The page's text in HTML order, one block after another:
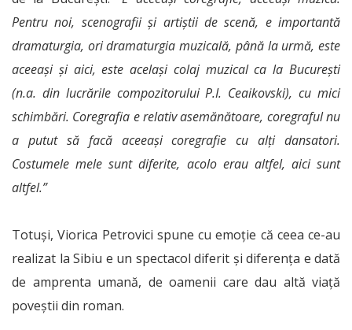
Pentru noi, scenografii și artiștii de scenă, e importantă
dramaturgia, ori dramaturgia muzicală, până la urmă, este
aceeași și aici, este același colaj muzical ca la București
(n.a. din lucrările compozitorului P.I. Ceaikovski), cu mici
schimbări. Coregrafia e relativ asemănătoare, coregraful nu
a putut să facă aceeași coregrafie cu alți dansatori.
Costumele mele sunt diferite, acolo erau altfel, aici sunt
altfel.”
Totuși, Viorica Petrovici spune cu emoție că ceea ce-au
realizat la Sibiu e un spectacol diferit și diferența e dată
de amprenta umană, de oamenii care dau altă viață
poveștii din roman.